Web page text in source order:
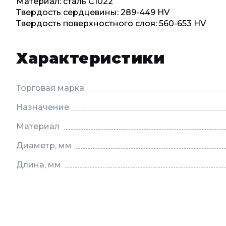
Твердость сердцевины: 289-449 HV
Твердость поверхностного слоя: 560-653 HV
Характеристики
Торговая марка
Назначение
Материал
Диаметр, мм
Длина, мм